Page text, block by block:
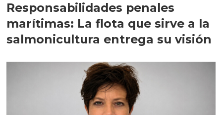
Responsabilidades penales
marítimas: La flota que sirve a la
salmonicultura entrega su visión